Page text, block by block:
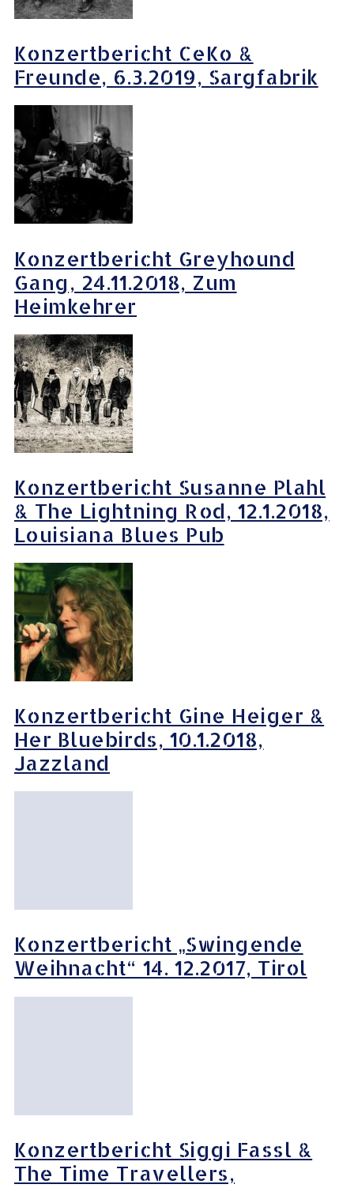
Konzertbericht CeKo &
Freunde, 6.3.2019, Sargfabrik
Konzertbericht Greyhound
Gang, 24.11.2018, Zum
Heimkehrer
Konzertbericht Susanne Plahl
& The Lightning Rod, 12.1.2018,
Louisiana Blues Pub
Konzertbericht Gine Heiger &
Her Bluebirds, 10.1.2018,
Jazzland
Konzertbericht „Swingende
Weihnacht“ 14. 12.2017, Tirol
Konzertbericht Siggi Fassl &
The Time Travellers,